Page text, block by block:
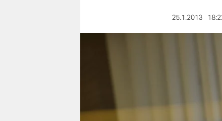
verlag
25.1.2013